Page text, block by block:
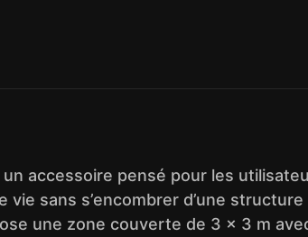
un accessoire pensé pour les
vie sans s’encombrer d’une
une zone couverte de 3 × 3 m